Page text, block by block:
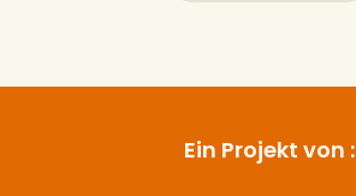
Ein Projekt von :